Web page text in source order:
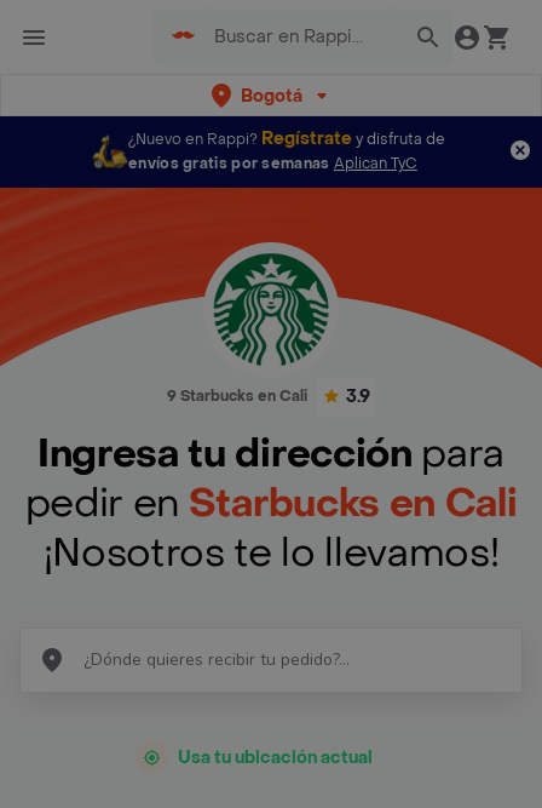
Bogotá
¿Nuevo en Rappi? Regístratey disfruta de
envíos gratis por semanas Aplican TyC
9 Starbucks en Cali 3.9
Ingresa tu dirección para
pedir en Starbucks en Cali
¡Nosotros te lo llevamos!
Usa tu ubicación actual